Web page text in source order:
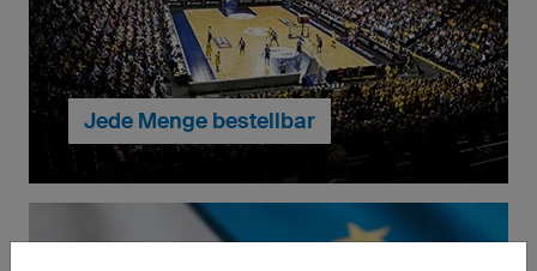
Qualität unsere Produkte und die
Arbeitsbedingungen unserer Mitarbeiter und können
die höchsten Standards garantieren.
Jede Menge bestellbar